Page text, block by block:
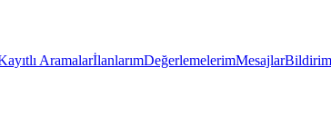
AramalarİlanlarımDeğerlemelerimMesajlar